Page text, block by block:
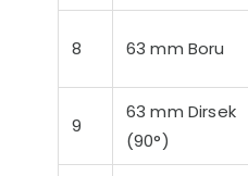
8 63 mm Boru
9
63 mm Dirsek
(90°)